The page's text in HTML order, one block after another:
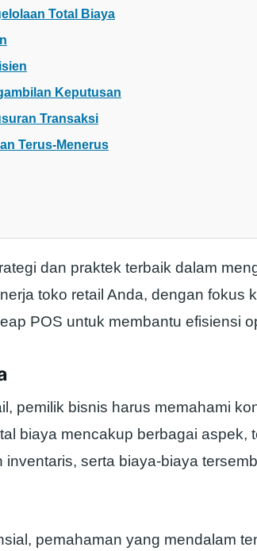
Total Biaya
Keputusan
Transaksi
Terus-Menerus
dan praktek terbaik dalam
toko retail Anda, dengan fokus
POS untuk membantu efisiensi
pemilik bisnis harus memahami
biaya mencakup berbagai aspek,
inventaris, serta biaya-biaya
pemahaman yang mendalam